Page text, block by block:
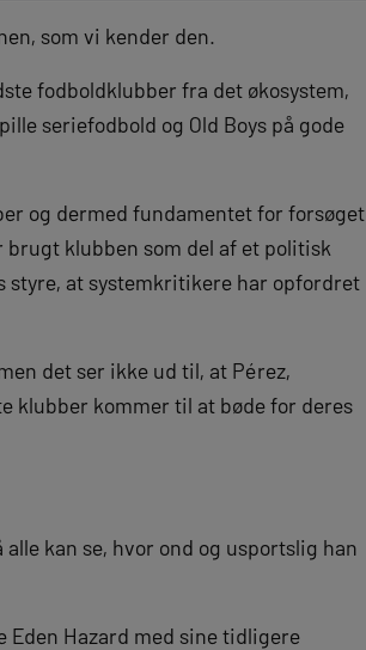
som vi kender den.
fodboldklubber fra det økosystem,
seriefodbold og Old Boys på gode
og dermed fundamentet for forsøget
brugt klubben som del af et politisk
styre, at systemkritikere har opfordret
det ser ikke ud til, at Pérez,
klubber kommer til at bøde for deres
kan se, hvor ond og usportslig han
Hazard med sine tidligere